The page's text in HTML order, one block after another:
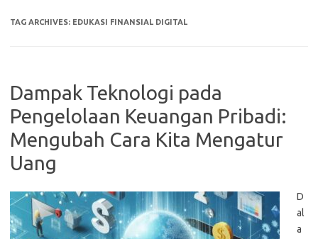
TAG ARCHIVES: EDUKASI FINANSIAL DIGITAL
Dampak Teknologi pada
Pengelolaan Keuangan Pribadi:
Mengubah Cara Kita Mengatur
Uang
D
al
a